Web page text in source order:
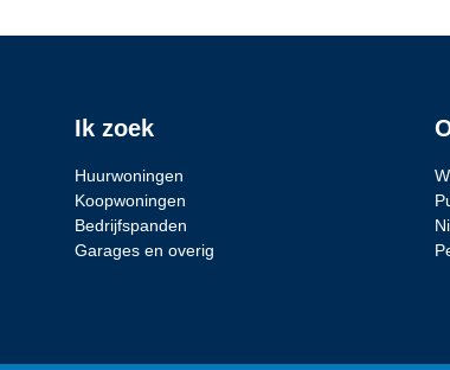
Ik zoek
Huurwoningen
Koopwoningen
Bedrijfspanden
Garages en overig